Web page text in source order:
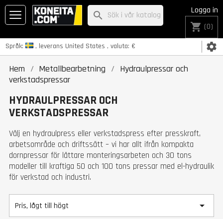
Språk: , leverans United States , valuta: € settings
Logga in
shopping_cart (0)
search
Hem Metallbearbetning
Hydraulpressar och
verkstadspressar
HYDRAULPRESSAR OCH
VERKSTADSPRESSAR
Välj en hydraulpress eller verkstadspress efter presskraft,
arbetsområde och driftssätt – vi har allt ifrån kompakta
dornpressar för lättare monteringsarbeten och 30 tons
modeller till kraftiga 50 och 100 tons pressar med el-hydraulik
för verkstad och industri.
Pris, lågt till högt 